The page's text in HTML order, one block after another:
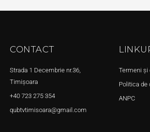
CONTACT
Strada 1 Decembrie nr.36,
Timișoara
+40 723 275 354
qubtvtimisoara@gmail.com
Termeni și
Politica de
ANPC